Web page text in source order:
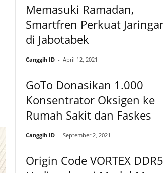
Memasuki Ramadan,
Smartfren Perkuat
di Jabotabek
Canggih ID - April 12, 2021
GoTo Donasikan 1.000
Konsentrator Oksigen ke
Rumah Sakit dan Faskes
Canggih ID - September 2, 2021
Origin Code VORTEX DDR5